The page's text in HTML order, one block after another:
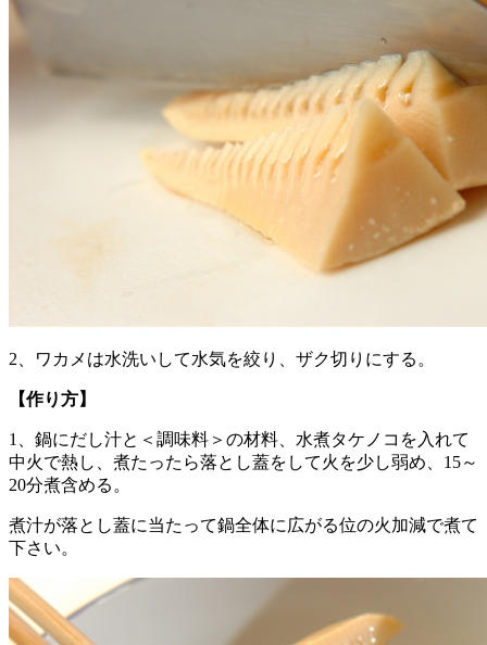
2、ワカメは水洗いして水気を絞り、ザク切りにする。
【作り方】
1、鍋にだし汁と＜調味料＞の材料、水煮タケノコを入れて
中火で熱し、煮たったら落とし蓋をして火を少し弱め、15～
20分煮含める。
煮汁が落とし蓋に当たって鍋全体に広がる位の火加減で煮て
下さい。